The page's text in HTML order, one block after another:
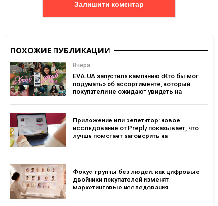
Залишити коментар
ПОХОЖИЕ ПУБЛИКАЦИИ
Вчера
EVA.UA запустила кампанию «Кто бы мог
подумать» об ассортименте, который
покупатели не ожидают увидеть на
Приложение или репетитор: новое
исследование от Preply показывает, что
лучше помогает заговорить на
Фокус-группы без людей: как цифровые
двойники покупателей изменят
маркетинговые исследования